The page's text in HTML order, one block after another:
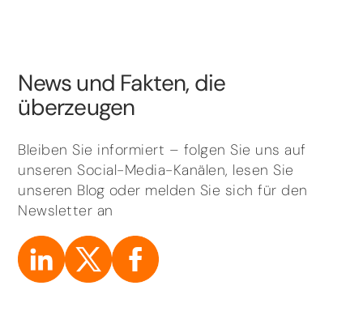
News und Fakten, die
überzeugen
Bleiben Sie informiert – folgen Sie uns auf
unseren Social-Media-Kanälen, lesen Sie
unseren Blog oder melden Sie sich für den
Newsletter an